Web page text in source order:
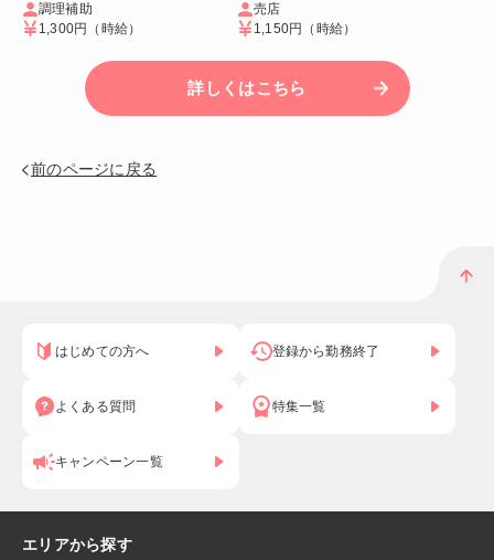
調理補助
1,300円
（時給）
売店
1,150円
（時給）
詳しくはこちら
前のページに戻る
はじめての方へ 登録から勤務終了
よくある質問 特集一覧
キャンペーン一覧
エリアから探す